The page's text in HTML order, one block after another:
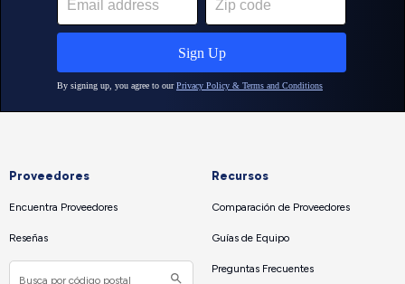
Proveedores
Encuentra Proveedores
Reseñas
Recursos
Comparación de Proveedores
Guías de Equipo
Preguntas Frecuentes